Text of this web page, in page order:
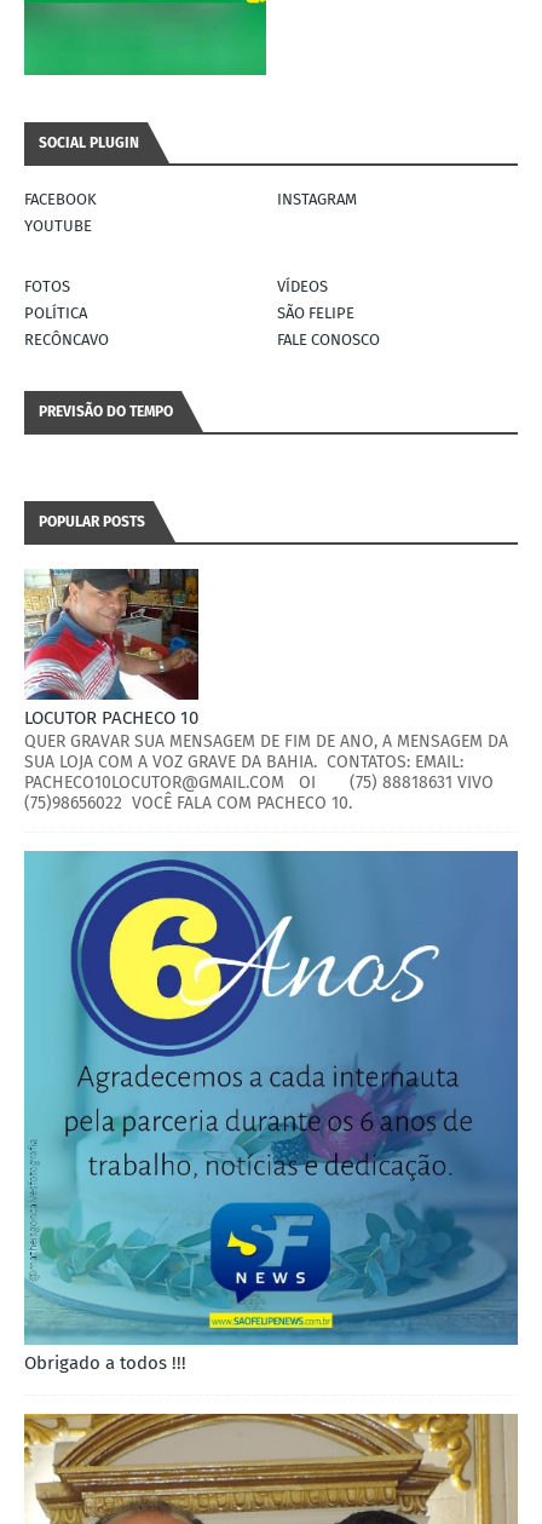
SOCIAL PLUGIN
FACEBOOK
INSTAGRAM
YOUTUBE
FOTOS
VÍDEOS
POLÍTICA
SÃO FELIPE
RECÔNCAVO
FALE CONOSCO
PREVISÃO DO TEMPO
POPULAR POSTS
LOCUTOR PACHECO 10
QUER GRAVAR SUA MENSAGEM DE FIM DE ANO, A MENSAGEM DA
SUA LOJA COM A VOZ GRAVE DA BAHIA. CONTATOS: EMAIL:
PACHECO10LOCUTOR@GMAIL.COM OI (75) 88818631 VIVO
(75)98656022 VOCÊ FALA COM PACHECO 10.
Obrigado a todos !!!